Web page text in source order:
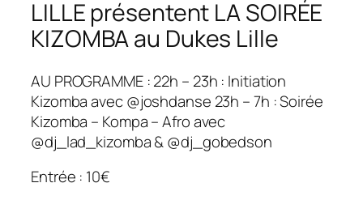
LILLE présentent LA SOIRÉE
KIZOMBA au Dukes Lille
AU PROGRAMME : 22h – 23h : Initiation
Kizomba avec @joshdanse 23h – 7h : Soirée
Kizomba – Kompa – Afro avec
@dj_lad_kizomba & @dj_gobedson
Entrée : 10€